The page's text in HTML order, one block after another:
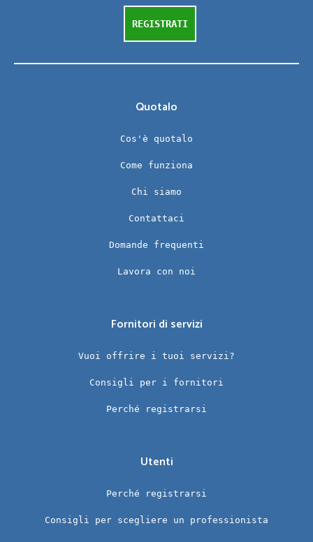
REGISTRATI
Quotalo
Cos'è quotalo
Come funziona
Chi siamo
Contattaci
Domande frequenti
Lavora con noi
Fornitori di servizi
Vuoi offrire i tuoi servizi?
Consigli per i fornitori
Perché registrarsi
Utenti
Perché registrarsi
Consigli per scegliere un professionista